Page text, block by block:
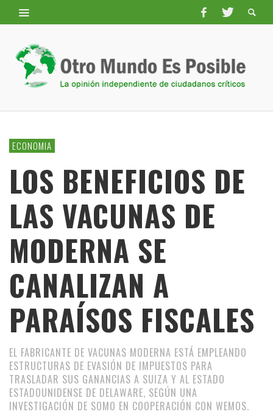
ECONOMIA
LOS BENEFICIOS DE
LAS VACUNAS DE
MODERNA SE
CANALIZAN A
PARAÍSOS FISCALES
EL FABRICANTE DE VACUNAS MODERNA ESTÁ EMPLEANDO
ESTRUCTURAS DE EVASIÓN DE IMPUESTOS PARA
TRASLADAR SUS GANANCIAS A SUIZA Y AL ESTADO
ESTADOUNIDENSE DE DELAWARE, SEGÚN UNA
INVESTIGACIÓN DE SOMO EN COOPERACIÓN CON WEMOS.